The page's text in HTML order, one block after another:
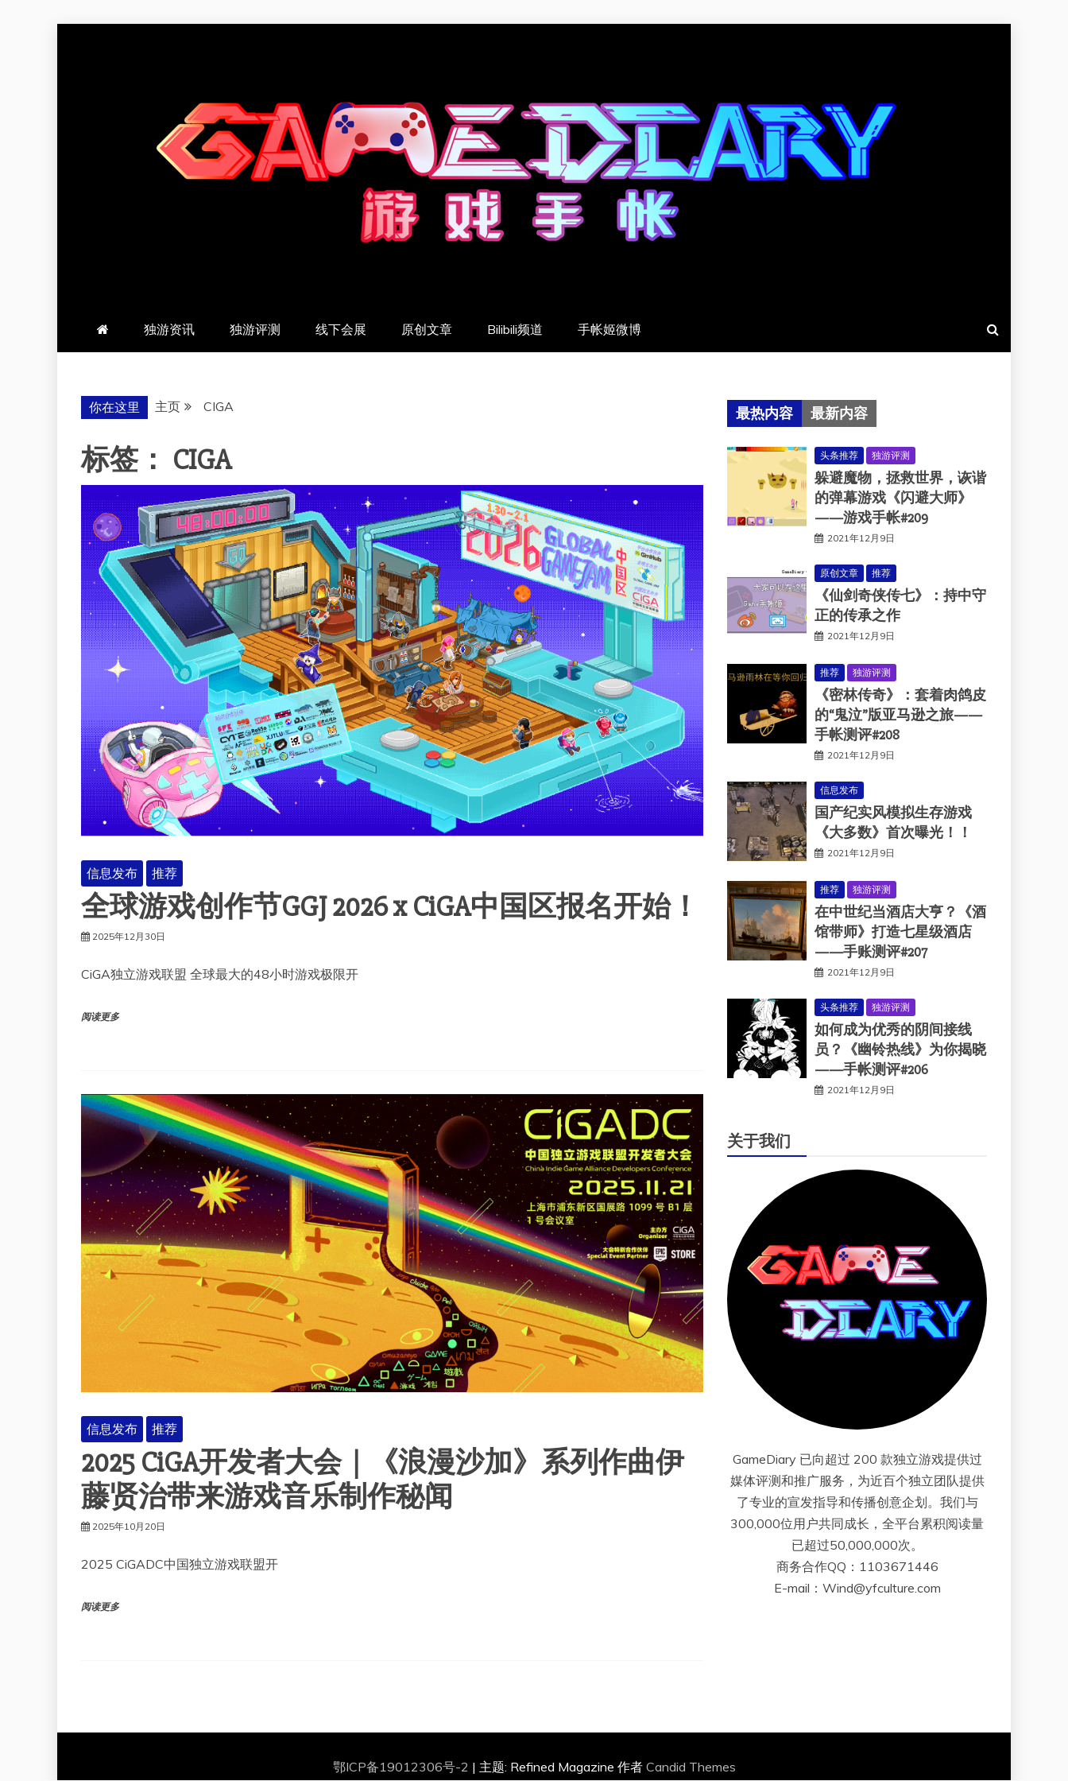
羽风手帐姬
独游资讯 独游评测 线下会展 原创文章 Bilibili频道 手帐姬微博
你在这里 主页 CIGA
标签： CIGA
信息发布 推荐
全球游戏创作节GGJ 2026 x CiGA中国区报名开始！
2025年12月30日
CiGA独立游戏联盟 全球最大的48小时游戏极限开
阅读更多
信息发布 推荐
2025 CiGA开发者大会｜《浪漫沙加》系列作曲伊
藤贤治带来游戏音乐制作秘闻
2025年10月20日
2025 CiGADC中国独立游戏联盟开
阅读更多
最热内容 最新内容
头条推荐 独游评测
躲避魔物，拯救世界，诙谐
的弹幕游戏《闪避大师》
——游戏手帐#209
2021年12月9日
原创文章 推荐
《仙剑奇侠传七》：持中守
正的传承之作
2021年12月9日
推荐 独游评测
《密林传奇》：套着肉鸽皮
的“鬼泣”版亚马逊之旅——
手帐测评#208
2021年12月9日
信息发布
国产纪实风模拟生存游戏
《大多数》首次曝光！！
2021年12月9日
推荐 独游评测
在中世纪当酒店大亨？《酒
馆带师》打造七星级酒店
——手账测评#207
2021年12月9日
头条推荐 独游评测
如何成为优秀的阴间接线
员？《幽铃热线》为你揭晓
——手帐测评#206
2021年12月9日
关于我们
GameDiary 已向超过 200 款独立游戏提供过
媒体评测和推广服务，为近百个独立团队提供
了专业的宣发指导和传播创意企划。我们与
300,000位用户共同成长，全平台累积阅读量
已超过50,000,000次。
商务合作QQ：1103671446
E-mail：Wind@yfculture.com
鄂ICP备19012306号-2 | 主题: Refined Magazine 作者 Candid Themes